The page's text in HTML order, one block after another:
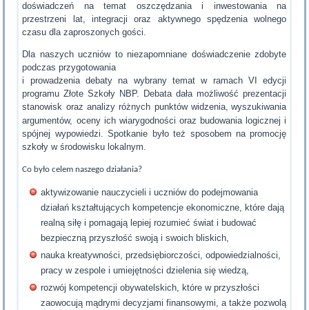
doświadczeń na temat oszczędzania i inwestowania na
przestrzeni lat, integracji oraz aktywnego spędzenia wolnego
czasu dla zaproszonych gości.
Dla naszych uczniów to niezapomniane doświadczenie zdobyte
podczas przygotowania
i prowadzenia debaty na wybrany temat w ramach VI edycji
programu Złote Szkoły NBP. Debata dała możliwość prezentacji
stanowisk oraz analizy różnych punktów widzenia, wyszukiwania
argumentów, oceny ich wiarygodności oraz budowania logicznej i
spójnej wypowiedzi. Spotkanie było też sposobem na promocję
szkoły w środowisku lokalnym.
Co było celem naszego działania?
aktywizowanie nauczycieli i uczniów do podejmowania
działań kształtujących kompetencje ekonomiczne, które dają
realną siłę i pomagają lepiej rozumieć świat i budować
bezpieczną przyszłość swoją i swoich bliskich,
nauka kreatywności, przedsiębiorczości, odpowiedzialności,
pracy w zespole i umiejętności dzielenia się wiedzą,
rozwój kompetencji obywatelskich, które w przyszłości
zaowocują mądrymi decyzjami finansowymi, a także pozwolą